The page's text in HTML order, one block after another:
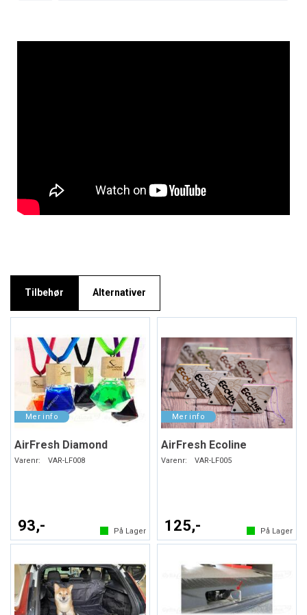
Tilbehør Alternativer
AirFresh Diamond
Varenr: VAR-LF008
93,- På Lager
AirFresh Ecoline
Varenr: VAR-LF005
125,- På Lager